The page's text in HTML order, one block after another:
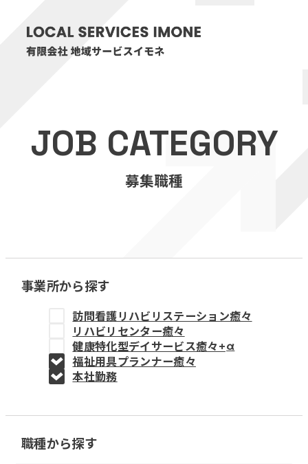
医療・介護事業
訪問看護リハビリステーション癒々
福祉用具プランナー癒々
教育事業
姫路中央こども園
姫路中央保育園
採用情報
JOB CATEGORY
募集職種
事業所から探す
訪問看護リハビリステーション癒々
リハビリセンター癒々
健康特化型デイサービス癒々+α
福祉用具プランナー癒々
本社勤務
職種から探す